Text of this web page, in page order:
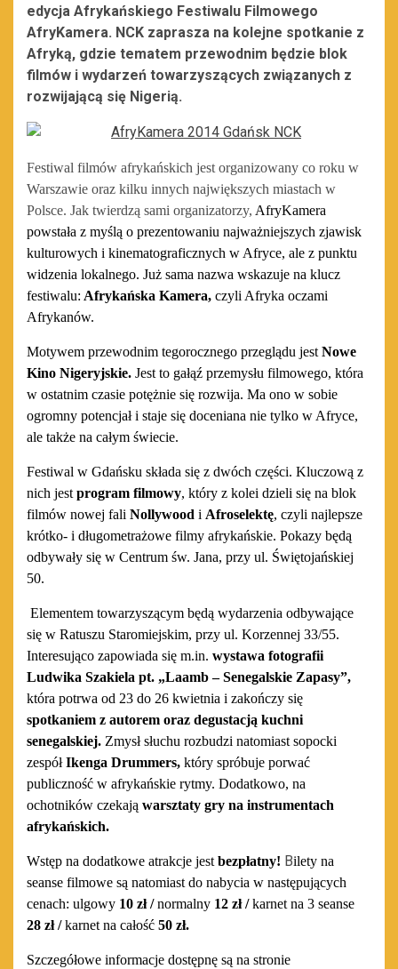
edycja Afrykańskiego Festiwalu Filmowego
AfryKamera. NCK zaprasza na kolejne spotkanie z
Afryką, gdzie tematem przewodnim będzie blok
filmów i wydarzeń towarzyszących związanych z
rozwijającą się Nigerią.
Festiwal filmów afrykańskich jest organizowany co roku w
Warszawie oraz kilku innych największych miastach w
Polsce. Jak twierdzą sami organizatorzy, AfryKamera
powstała z myślą o prezentowaniu najważniejszych zjawisk
kulturowych i kinematograficznych w Afryce, ale z punktu
widzenia lokalnego. Już sama nazwa wskazuje na klucz
festiwalu: Afrykańska Kamera, czyli Afryka oczami
Afrykanów.
Motywem przewodnim tegorocznego przeglądu jestNowe
Kino Nigeryjskie. Jest to gałąź przemysłu filmowego, która
w ostatnim czasie potężnie się rozwija. Ma ono w sobie
ogromny potencjał i staje się doceniana nie tylko w Afryce,
ale także na całym świecie.
Festiwal w Gdańsku składa się z dwóch części. Kluczową z
nich jestprogram filmowy, który z kolei dzieli się na blok
filmów nowej fali Nollywood i Afroselektę, czyli najlepsze
krótko- i długometrażowe filmy afrykańskie. Pokazy będą
odbywały się w Centrum św. Jana, przy ul. Świętojańskiej
50.
Elementem towarzyszącym będą wydarzenia odbywające
się w Ratuszu Staromiejskim, przy ul. Korzennej 33/55.
Interesująco zapowiada się m.in. wystawa fotografii
Ludwika Szakiela pt. „Laamb–Senegalskie Zapasy”,
która potrwa od 23 do 26 kwietnia i zakończy się
spotkaniem z autorem oraz degustacją kuchni
senegalskiej. Zmysł słuchu rozbudzi natomiast sopocki
zespółIkenga Drummers, który spróbuje porwać
publiczność w afrykańskie rytmy. Dodatkowo, na
ochotników czekają warsztaty gry na instrumentach
afrykańskich.
Wstęp na dodatkowe atrakcje jestbezpłatny! Bilety na
seanse filmowe są natomiast do nabycia w następujących
cenach: ulgowy 10 zł/normalny 12 zł/karnet na 3 seanse
28 zł/karnet na całość 50 zł.
Szczegółowe informacje dostępnę są na stronie